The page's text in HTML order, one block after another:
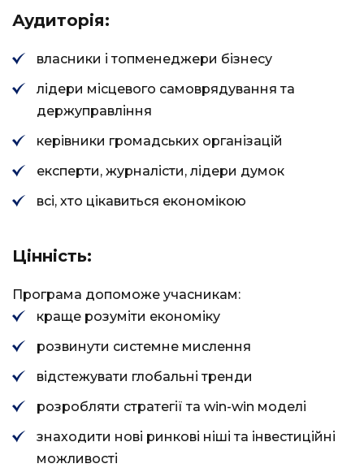
Аудиторія:
власники і топменеджери бізнесу
лідери місцевого самоврядування та
держуправління
керівники громадських організацій
експерти, журналісти, лідери думок
всі, хто цікавиться економікою
Цінність:
Програма допоможе учасникам:
краще розуміти економіку
розвинути системне мислення
відстежувати глобальні тренди
розробляти стратегії та win-win моделі
знаходити нові ринкові ніші та інвестиційні
можливості